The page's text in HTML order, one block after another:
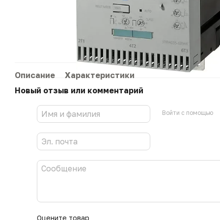
Описание
Характеристики
Новый отзыв или комментарий
Войти с помощью
Оцените товар